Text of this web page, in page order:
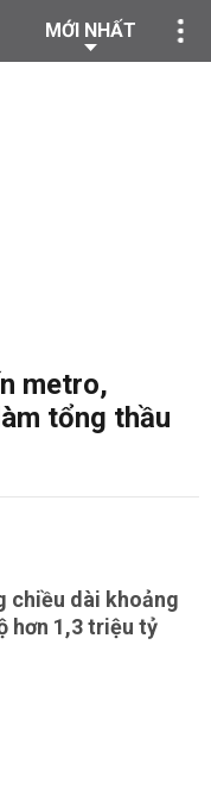
MỚI NHẤT
metro,
tổng thầu
chiều dài khoảng
hơn 1,3 triệu tỷ